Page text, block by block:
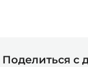
Поделиться с